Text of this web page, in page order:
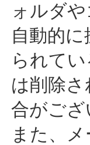
ォルダ
自動的
られて
は削除
合がご
また、